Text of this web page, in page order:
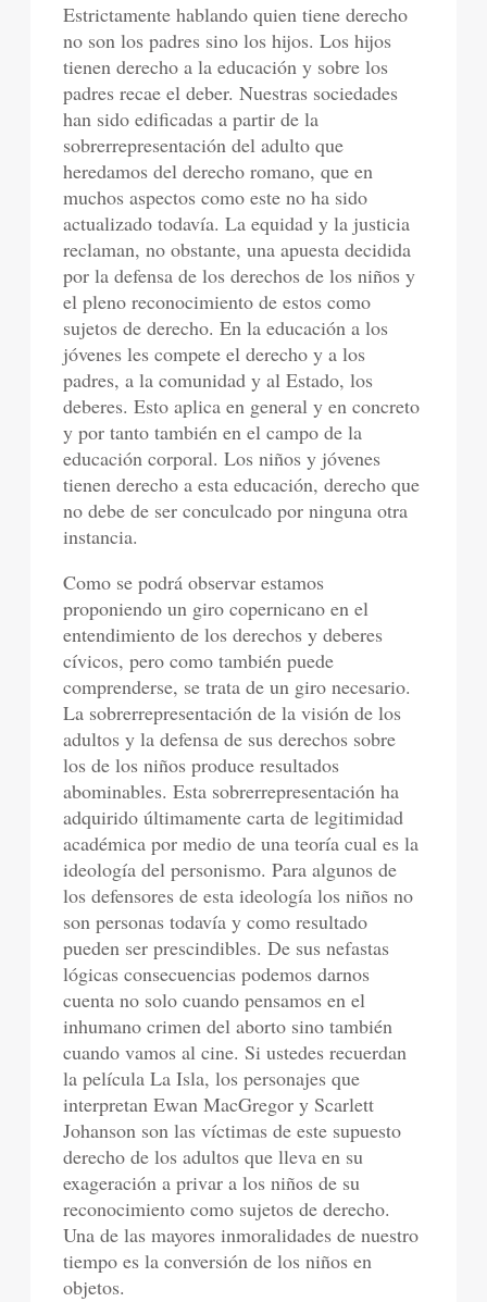
Estrictamente hablando quien tiene derecho
no son los padres sino los hijos. Los hijos
tienen derecho a la educación y sobre los
padres recae el deber. Nuestras sociedades
han sido edificadas a partir de la
sobrerrepresentación del adulto que
heredamos del derecho romano, que en
muchos aspectos como este no ha sido
actualizado todavía. La equidad y la justicia
reclaman, no obstante, una apuesta decidida
por la defensa de los derechos de los niños y
el pleno reconocimiento de estos como
sujetos de derecho. En la educación a los
jóvenes les compete el derecho y a los
padres, a la comunidad y al Estado, los
deberes. Esto aplica en general y en concreto
y por tanto también en el campo de la
educación corporal. Los niños y jóvenes
tienen derecho a esta educación, derecho que
no debe de ser conculcado por ninguna otra
instancia.
Como se podrá observar estamos
proponiendo un giro copernicano en el
entendimiento de los derechos y deberes
cívicos, pero como también puede
comprenderse, se trata de un giro necesario.
La sobrerrepresentación de la visión de los
adultos y la defensa de sus derechos sobre
los de los niños produce resultados
abominables. Esta sobrerrepresentación ha
adquirido últimamente carta de legitimidad
académica por medio de una teoría cual es la
ideología del personismo. Para algunos de
los defensores de esta ideología los niños no
son personas todavía y como resultado
pueden ser prescindibles. De sus nefastas
lógicas consecuencias podemos darnos
cuenta no solo cuando pensamos en el
inhumano crimen del aborto sino también
cuando vamos al cine. Si ustedes recuerdan
la película La Isla, los personajes que
interpretan Ewan MacGregor y Scarlett
Johanson son las víctimas de este supuesto
derecho de los adultos que lleva en su
exageración a privar a los niños de su
reconocimiento como sujetos de derecho.
Una de las mayores inmoralidades de nuestro
tiempo es la conversión de los niños en
objetos.